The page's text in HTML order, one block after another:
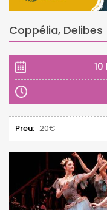
Coppélia, Delibes
Preu: 20€